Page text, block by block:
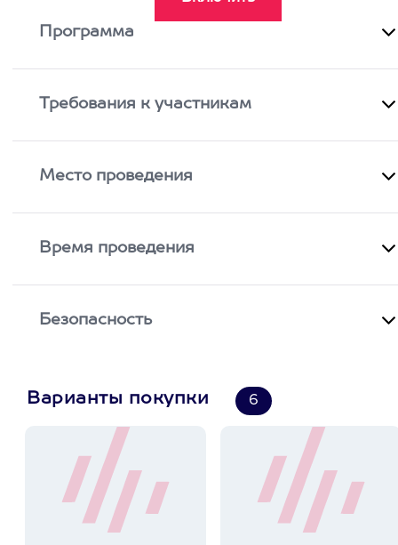
Программа
Требования к участникам
Место проведения
Время проведения
Безопасность
Варианты покупки 6